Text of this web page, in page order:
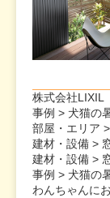
株式会社LIXIL
事例 > 犬猫の
部屋・エリア
建材・設備 >
建材・設備 >
事例 > 犬猫の
わんちゃんに